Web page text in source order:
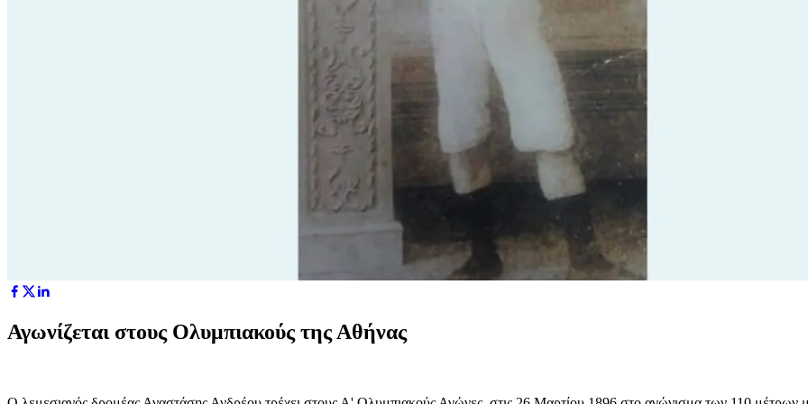
Αγωνίζεται στους Ολυμπιακούς της Αθήνας